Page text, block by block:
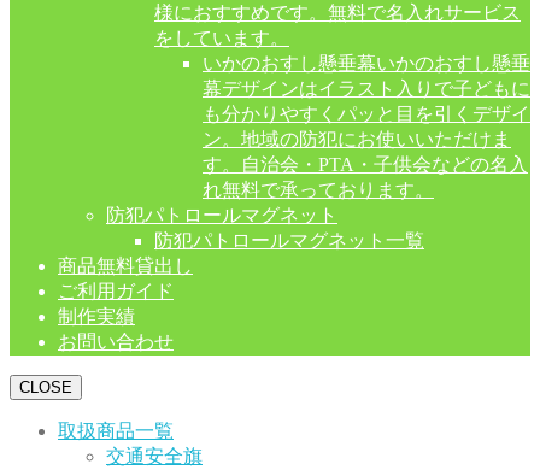
様におすすめです。無料で名入れサービス
をしています。
いかのおすし懸垂幕いかのおすし懸垂
幕デザインはイラスト入りで子どもに
も分かりやすくパッと目を引くデザイ
ン。地域の防犯にお使いいただけま
す。自治会・PTA・子供会などの名入
れ無料で承っております。
防犯パトロールマグネット
防犯パトロールマグネット一覧
商品無料貸出し
ご利用ガイド
制作実績
お問い合わせ
CLOSE
取扱商品一覧
交通安全旗